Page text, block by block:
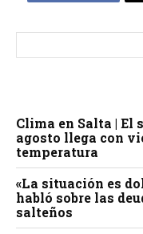
Clima en Salta | El
agosto llega con
temperatura
«La situación es
habló sobre las
salteños